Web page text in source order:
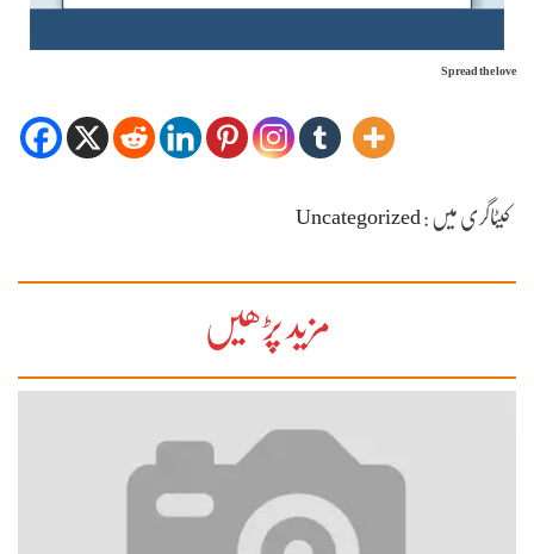
Spread the love
کیٹاگری میں : Uncategorized
مزید پڑھیں